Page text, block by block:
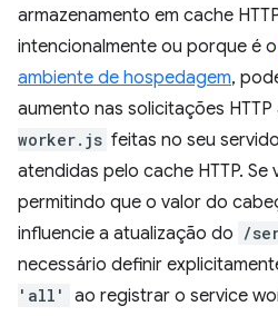
armazenamento em cache
intencionalmente ou porque é o
ambiente de hospedagem,
aumento nas solicitações
worker.js feitas no seu
atendidas pelo cache HTTP.
permitindo que o valor do
influencie a atualização do /
necessário definir
'all'
ao registrar o service